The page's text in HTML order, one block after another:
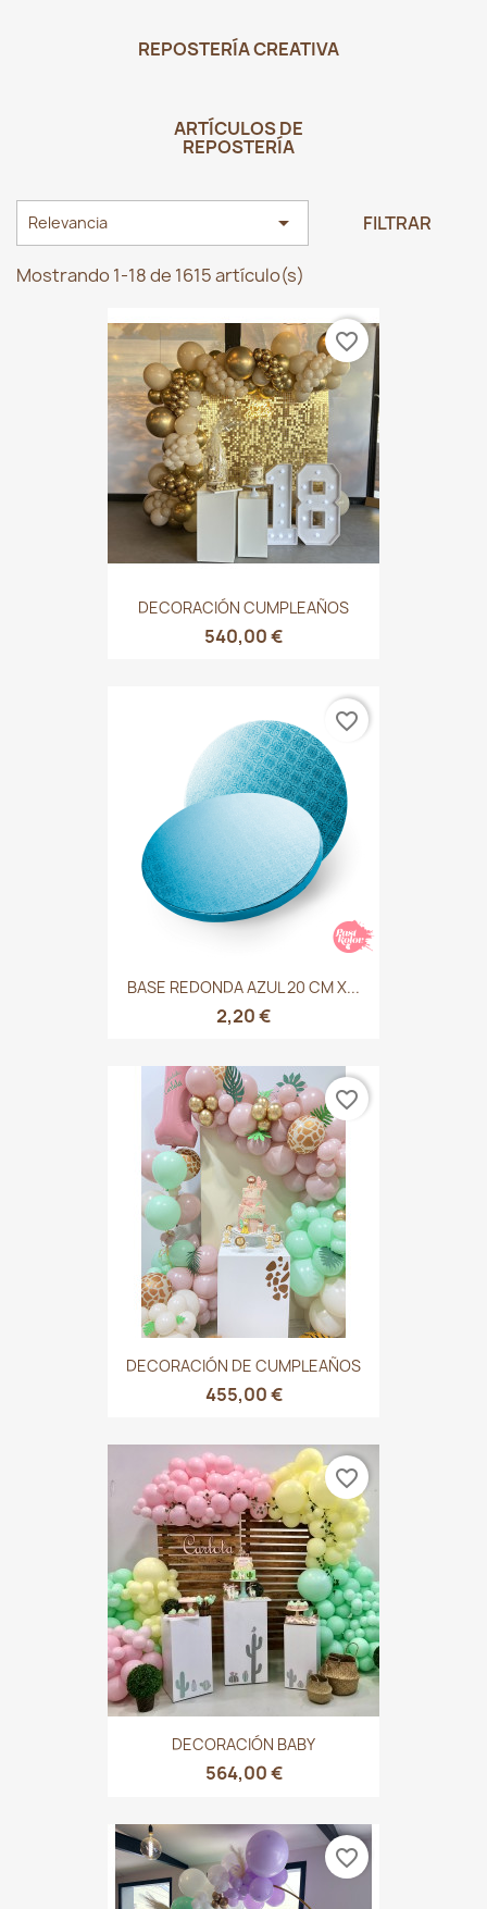
REPOSTERÍA CREATIVA
ARTÍCULOS DE
REPOSTERÍA
Relevancia  FILTRAR
Mostrando 1-18 de 1615 artículo(s)
DECORACIÓN CUMPLEAÑOS
540,00 €
favorite_border
BASE REDONDA AZUL 20 CM X...
2,20 €
favorite_border
DECORACIÓN DE CUMPLEAÑOS
455,00 €
favorite_border
DECORACIÓN BABY
564,00 €
favorite_border
favorite_border